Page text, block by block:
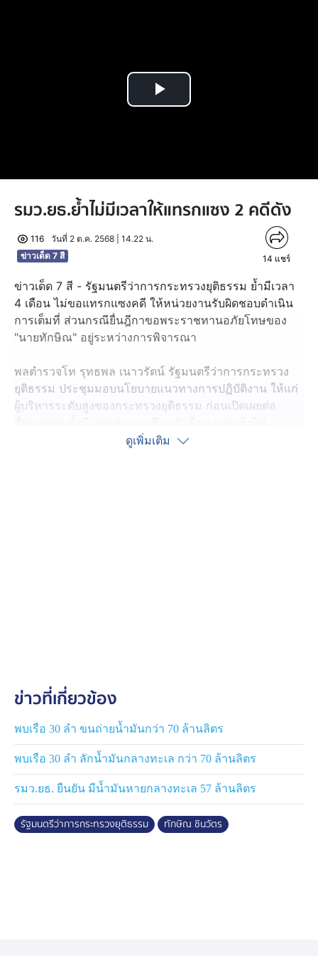
Play
รมว.ยธ.ย้ำไม่มีเวลาให้แทรกแซง 2 คดีดัง
116
วันที่ 2 ต.ค. 2568 | 14.22 น.
ข่าวเด็ด 7 สี
14 แชร์
ข่าวเด็ด 7 สี - รัฐมนตรีว่าการกระทรวงยุติธรรม ย้ำมีเวลา
4 เดือน ไม่ขอแทรกแซงคดี ให้หน่วยงานรับผิดชอบดำเนิน
การเต็มที่ ส่วนกรณียื่นฎีกาขอพระราชทานอภัยโทษของ
"นายทักษิณ" อยู่ระหว่างการพิจารณา
พลตำรวจโท รุทธพล เนาวรัตน์ รัฐมนตรีว่าการกระทรวง
ยุติธรรม ประชุมมอบนโยบายแนวทางการปฏิบัติงาน ให้แก่
ผู้บริหารระดับสูงของกระทรวงยุติธรรม ก่อนเปิดเผยต่อ
แทรกแซงคดีดัง เช่น คดีบุกรุกเขากระโดง หรือ คดีฮั้วเลือก
ดูเพิ่มเติม
ข่าวที่เกี่ยวข้อง
พบเรือ 30 ลำ ขนถ่ายน้ำมันกว่า 70 ล้านลิตร
พบเรือ 30 ลำ ลักน้ำมันกลางทะเล กว่า 70 ล้านลิตร
รมว.ยธ. ยืนยัน มีน้ำมันหายกลางทะเล 57 ล้านลิตร
รัฐมนตรีว่าการกระทรวงยุติธรรม ทักษิณ ชินวัตร